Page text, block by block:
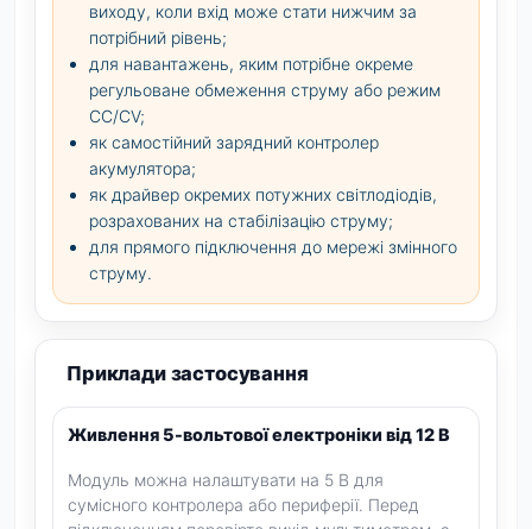
виходу, коли вхід може стати нижчим за
потрібний рівень;
для навантажень, яким потрібне окреме
регульоване обмеження струму або режим
CC/CV;
як самостійний зарядний контролер
акумулятора;
як драйвер окремих потужних світлодіодів,
розрахованих на стабілізацію струму;
для прямого підключення до мережі змінного
струму.
Приклади застосування
Живлення 5-вольтової електроніки від 12 В
Модуль можна налаштувати на 5 В для
сумісного контролера або периферії. Перед